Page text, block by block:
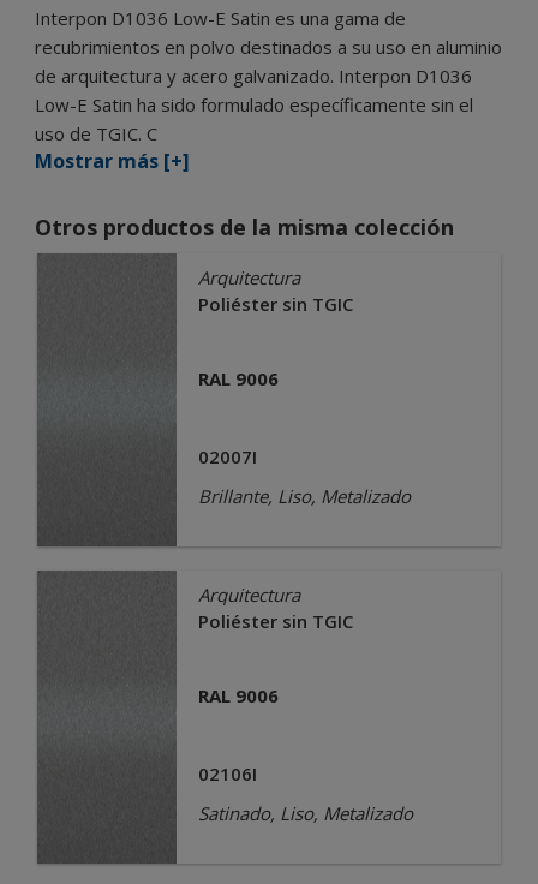
Interpon D1036 Low-E Satin es una gama de
recubrimientos en polvo destinados a su uso en aluminio
de arquitectura y acero galvanizado. Interpon D1036
Low-E Satin ha sido formulado específicamente sin el
uso de TGIC. C
Mostrar más [+]
Otros productos de la misma colección
Arquitectura
Poliéster sin TGIC
RAL 9006
02007I
Brillante, Liso, Metalizado
Arquitectura
Poliéster sin TGIC
RAL 9006
02106I
Satinado, Liso, Metalizado